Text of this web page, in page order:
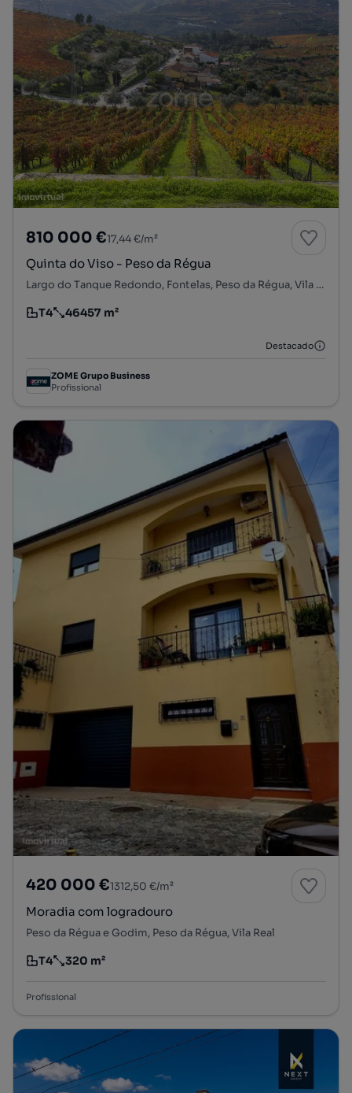
810 000 €17,44 €/m²
Quinta do Viso - Peso da Régua
Largo do Tanque Redondo, Fontelas, Peso da Régua, Vila Real
Tipologia
T4
Preço por metro quadrado
46457 m²
Destacado
ZOME Grupo Business
Profissional
420 000 €1312,50 €/m²
Moradia com logradouro
Peso da Régua e Godim, Peso da Régua, Vila Real
Tipologia
T4
Preço por metro quadrado
320 m²
Profissional